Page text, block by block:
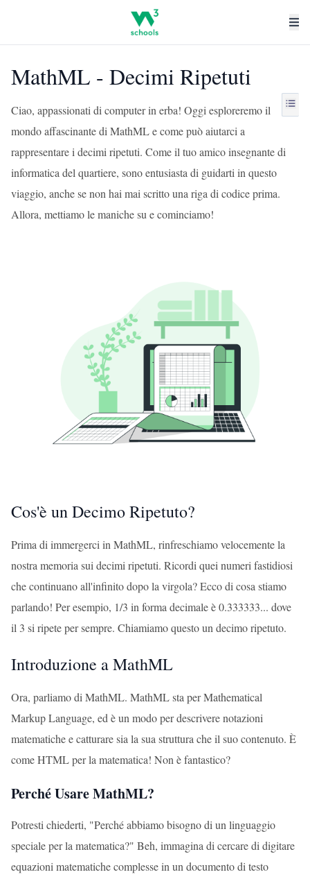
MathML - Decimi Ripetuti
Ciao, appassionati di computer in erba! Oggi esploreremo il
mondo affascinante di MathML e come può aiutarci a
rappresentare i decimi ripetuti. Come il tuo amico insegnante di
informatica del quartiere, sono entusiasta di guidarti in questo
viaggio, anche se non hai mai scritto una riga di codice prima.
Allora, mettiamo le maniche su e cominciamo!
Cos'è un Decimo Ripetuto?
Prima di immergerci in MathML, rinfreschiamo velocemente la
nostra memoria sui decimi ripetuti. Ricordi quei numeri fastidiosi
che continuano all'infinito dopo la virgola? Ecco di cosa stiamo
parlando! Per esempio, 1/3 in forma decimale è 0.333333... dove
il 3 si ripete per sempre. Chiamiamo questo un decimo ripetuto.
Introduzione a MathML
Ora, parliamo di MathML. MathML sta per Mathematical
Markup Language, ed è un modo per descrivere notazioni
matematiche e catturare sia la sua struttura che il suo contenuto. È
come HTML per la matematica! Non è fantastico?
Perché Usare MathML?
Potresti chiederti, "Perché abbiamo bisogno di un linguaggio
speciale per la matematica?" Beh, immagina di cercare di digitare
equazioni matematiche complesse in un documento di testo